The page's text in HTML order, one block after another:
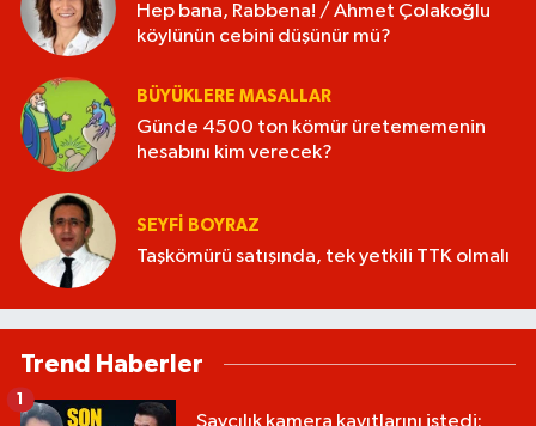
Hep bana, Rabbena! / Ahmet Çolakoğlu
köylünün cebini düşünür mü?
BÜYÜKLERE MASALLAR
Günde 4500 ton kömür üretememenin
hesabını kim verecek?
SEYFI BOYRAZ
Taşkömürü satışında, tek yetkili TTK olmalı
Trend Haberler
Savcılık kamera kayıtlarını istedi:
1